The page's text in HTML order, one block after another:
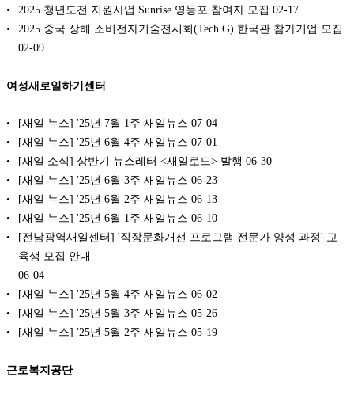
2025 청년도전 지원사업 Sunrise 영등포 참여자 모집 02-17
2025 중국 상해 소비전자기술전시회(Tech G) 한국관 참가기업 모집
02-09
여성새로일하기센터
[새일 뉴스] '25년 7월 1주 새일뉴스 07-04
[새일 뉴스] '25년 6월 4주 새일뉴스 07-01
[새일 소식] 상반기 뉴스레터 <새일로드> 발행 06-30
[새일 뉴스] '25년 6월 3주 새일뉴스 06-23
[새일 뉴스] '25년 6월 2주 새일뉴스 06-13
[새일 뉴스] '25년 6월 1주 새일뉴스 06-10
[전남광역새일센터] '직장문화개선 프로그램 전문가 양성 과정' 교
육생 모집 안내
06-04
[새일 뉴스] '25년 5월 4주 새일뉴스 06-02
[새일 뉴스] '25년 5월 3주 새일뉴스 05-26
[새일 뉴스] '25년 5월 2주 새일뉴스 05-19
근로복지공단